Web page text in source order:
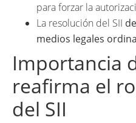
para forzar la
La resolución del SII
medios legales
Importancia
reafirma el
del SII